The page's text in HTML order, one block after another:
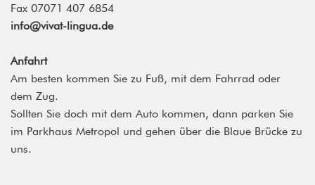
Fax 07071 407 6854
info@vivat-lingua.de
Anfahrt
Am besten kommen Sie zu Fuß, mit dem Fahrrad oder
dem Zug.
Sollten Sie doch mit dem Auto kommen, dann parken Sie
im Parkhaus Metropol und gehen über die Blaue Brücke zu
uns.